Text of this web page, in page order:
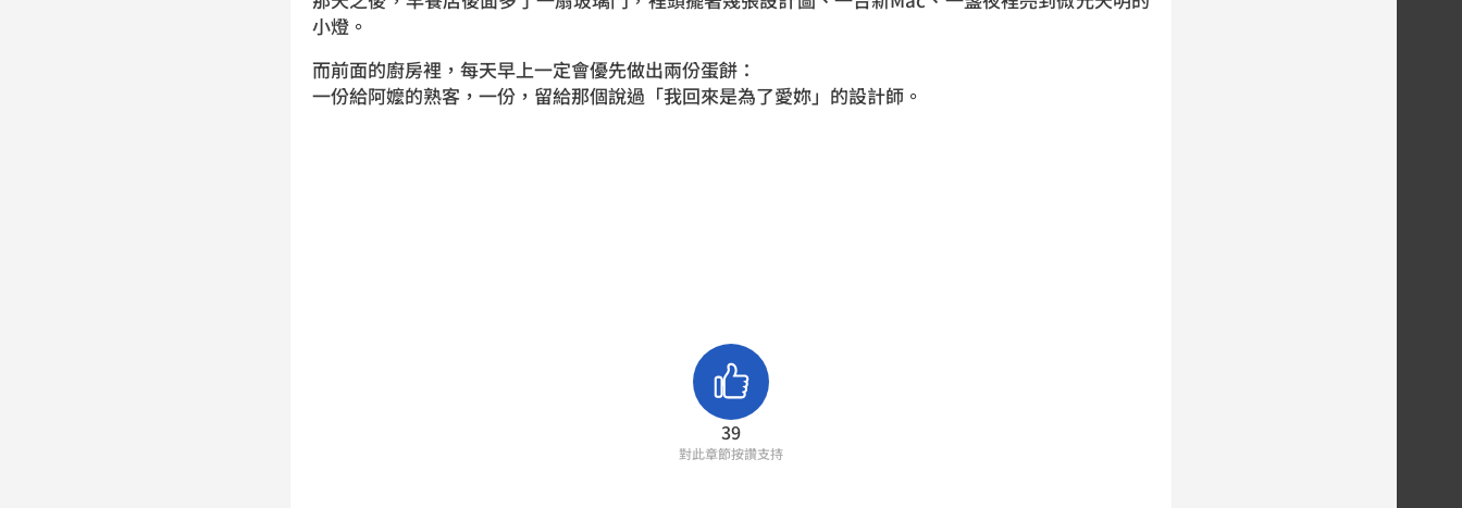
小燈。
而前面的廚房裡，每天早上一定會優先做出兩份蛋餅：
一份給阿嬤的熟客，一份，留給那個說過「我回來是為了愛妳」的設計師。
39
對此章節按讚支持